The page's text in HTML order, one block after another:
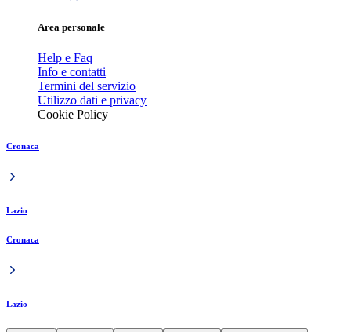
Area personale
Help e Faq
Info e contatti
Termini del servizio
Utilizzo dati e privacy
Cookie Policy
Cronaca
Lazio
Cronaca
Lazio